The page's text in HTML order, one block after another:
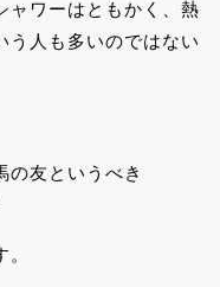
ャワーはともかく、熱
う人も多いのではない
の友というべき